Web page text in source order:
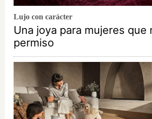
Lujo con carácter
Una joya para mujeres que
permiso